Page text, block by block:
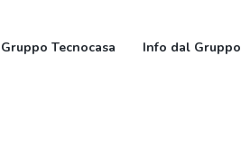
Gruppo Tecnocasa Info dal Gruppo